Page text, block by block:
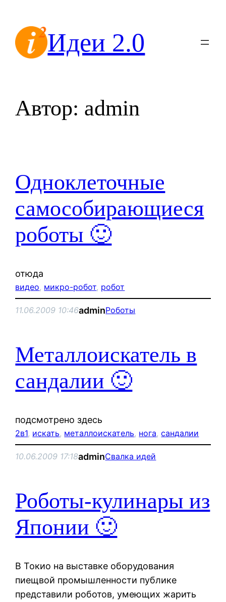
содержимомуИдеи 2.0
Автор: admin
Одноклеточные
самособирающиеся
роботы 🙂
отюда
видео, микро-робот, робот
11.06.2009 10:46adminРоботы
Металлоискатель в
сандалии 🙂
подсмотрено здесь
2в1, искать, металлоискатель, нога, сандалии
10.06.2009 17:18adminСвалка идей
Роботы-кулинары из
Японии 🙂
В Токио на выставке оборудования
пиещвой промышленности публике
представили роботов, умеющих жарить